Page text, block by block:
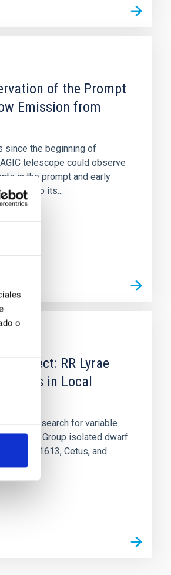
o
of the Prompt
Emission from
since the beginning of
telescope could observe
in the prompt and early
Thanks to its...
Project: RR Lyrae
in Local
of the search for variable
of Local Group isolated dwarf
IC1613, Cetus, and
very...